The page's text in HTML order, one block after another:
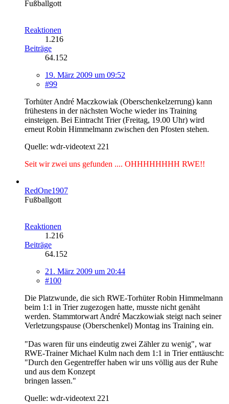
Fußballgott
Reaktionen
1.216
Beiträge
64.152
19. März 2009 um 09:52
#99
Torhüter André Maczkowiak (Oberschenkelzerrung) kann
frühestens in der nächsten Woche wieder ins Training
einsteigen. Bei Eintracht Trier (Freitag, 19.00 Uhr) wird
erneut Robin Himmelmann zwischen den Pfosten stehen.
Quelle: wdr-videotext 221
Seit wir zwei uns gefunden .... OHHHHHHHH RWE!!
RedOne1907
Fußballgott
Reaktionen
1.216
Beiträge
64.152
21. März 2009 um 20:44
#100
Die Platzwunde, die sich RWE-Torhüter Robin Himmelmann
beim 1:1 in Trier zugezogen hatte, musste nicht genäht
werden. Stammtorwart André Maczkowiak steigt nach seiner
Verletzungspause (Oberschenkel) Montag ins Training ein.
"Das waren für uns eindeutig zwei Zähler zu wenig", war
RWE-Trainer Michael Kulm nach dem 1:1 in Trier enttäuscht:
"Durch den Gegentreffer haben wir uns völlig aus der Ruhe
und aus dem Konzept
bringen lassen."
Quelle: wdr-videotext 221